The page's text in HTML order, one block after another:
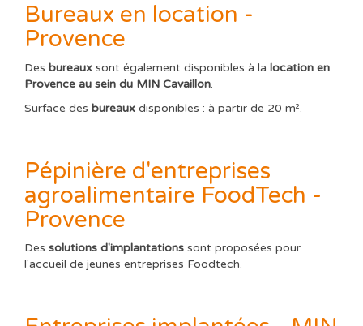
Bureaux en location -
Provence
Des bureaux sont également disponibles à la location en
Provence au sein du MIN Cavaillon.
Surface des bureaux disponibles : à partir de 20 m².
Pépinière d'entreprises
agroalimentaire FoodTech -
Provence
Des solutions d'implantations sont proposées pour
l'accueil de jeunes entreprises Foodtech.